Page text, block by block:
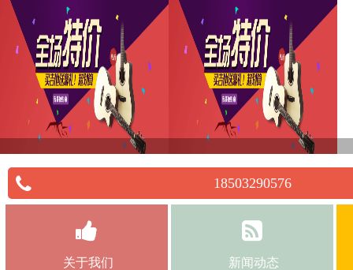
18503290576
关于我们 新闻动态